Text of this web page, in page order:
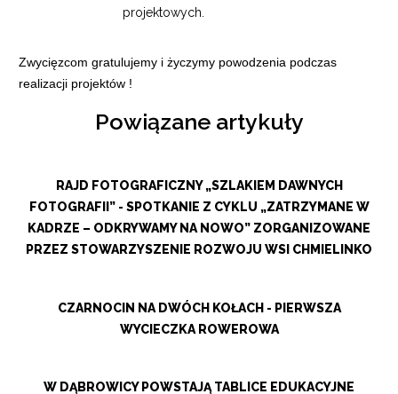
projektowych.
Zwycięzcom gratulujemy i życzymy powodzenia podczas
realizacji projektów !
Powiązane artykuły
RAJD FOTOGRAFICZNY „SZLAKIEM DAWNYCH
FOTOGRAFII” - SPOTKANIE Z CYKLU „ZATRZYMANE W
KADRZE – ODKRYWAMY NA NOWO” ZORGANIZOWANE
PRZEZ STOWARZYSZENIE ROZWOJU WSI CHMIELINKO
CZARNOCIN NA DWÓCH KOŁACH - PIERWSZA
WYCIECZKA ROWEROWA
W DĄBROWICY POWSTAJĄ TABLICE EDUKACYJNE